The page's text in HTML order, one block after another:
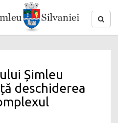
Șimleu
deschiderea